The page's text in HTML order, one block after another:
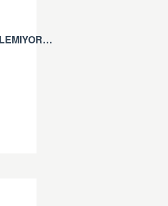
*-SISTEMDE OLUSAN GEÇICI BIR SORUN SEBEBIYLE ISLEMLERINIZE DEVAM EDILEMIYOR. LÜTFEN TEKRAR DENEYINIZ. SORUNUNUZUN DEVAM ETMESI DURUMUNDA LÜTFEN ÇAGRI MERKEZIMIZE ÇAGRI BIRAKINIZ. +90 312 444 84 82 '' HATASI HK